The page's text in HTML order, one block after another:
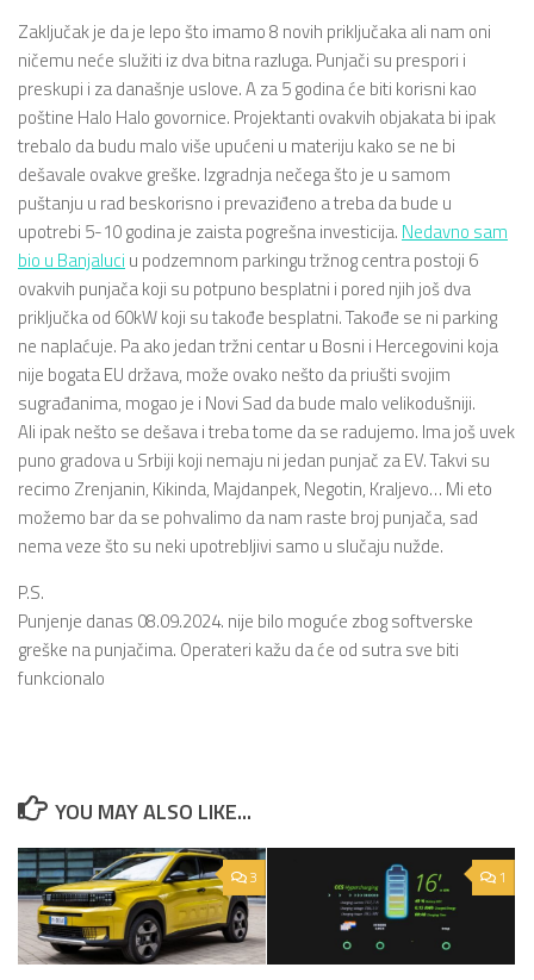
Zaključak je da je lepo što imamo 8 novih priključaka ali nam oni
ničemu neće služiti iz dva bitna razluga. Punjači su prespori i
preskupi i za današnje uslove. A za 5 godina će biti korisni kao
poštine Halo Halo govornice. Projektanti ovakvih objakata bi ipak
trebalo da budu malo više upućeni u materiju kako se ne bi
dešavale ovakve greške. Izgradnja nečega što je u samom
puštanju u rad beskorisno i prevaziđeno a treba da bude u
upotrebi 5-10 godina je zaista pogrešna investicija. Nedavno sam
bio u Banjaluci u podzemnom parkingu tržnog centra postoji 6
ovakvih punjača koji su potpuno besplatni i pored njih još dva
priključka od 60kW koji su takođe besplatni. Takođe se ni parking
ne naplaćuje. Pa ako jedan tržni centar u Bosni i Hercegovini koja
nije bogata EU država, može ovako nešto da priušti svojim
sugrađanima, mogao je i Novi Sad da bude malo velikodušniji.
Ali ipak nešto se dešava i treba tome da se radujemo. Ima još uvek
puno gradova u Srbiji koji nemaju ni jedan punjač za EV. Takvi su
recimo Zrenjanin, Kikinda, Majdanpek, Negotin, Kraljevo… Mi eto
možemo bar da se pohvalimo da nam raste broj punjača, sad
nema veze što su neki upotrebljivi samo u slučaju nužde.
P.S.
Punjenje danas 08.09.2024. nije bilo moguće zbog softverske
greške na punjačima. Operateri kažu da će od sutra sve biti
funkcionalo
YOU MAY ALSO LIKE...
3 1